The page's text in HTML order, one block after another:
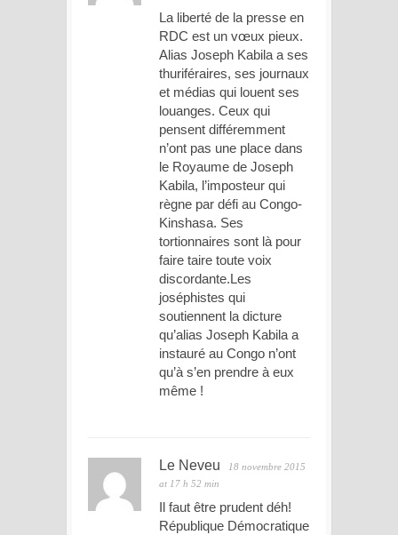
La liberté de la presse en
RDC est un vœux pieux.
Alias Joseph Kabila a ses
thuriféraires, ses journaux
et médias qui louent ses
louanges. Ceux qui
pensent différemment
n’ont pas une place dans
le Royaume de Joseph
Kabila, l’imposteur qui
règne par défi au Congo-
Kinshasa. Ses
tortionnaires sont là pour
faire taire toute voix
discordante.Les
joséphistes qui
soutiennent la dicture
qu’alias Joseph Kabila a
instauré au Congo n’ont
qu’à s’en prendre à eux
même !
Le Neveu
18 novembre 2015
at 17 h 52 min
Il faut être prudent déh!
République Démocratique